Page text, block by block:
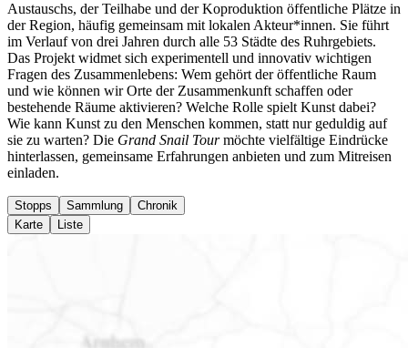
Austauschs, der Teilhabe und der Koproduktion öffentliche Plätze in
der Region, häufig gemeinsam mit lokalen Akteur*innen. Sie führt
im Verlauf von drei Jahren durch alle 53 Städte des Ruhrgebiets.
Das Projekt widmet sich experimentell und innovativ wichtigen
Fragen des Zusammenlebens: Wem gehört der öffentliche Raum
und wie können wir Orte der Zusammenkunft schaffen oder
bestehende Räume aktivieren? Welche Rolle spielt Kunst dabei?
Wie kann Kunst zu den Menschen kommen, statt nur geduldig auf
sie zu warten? Die Grand Snail Tourmöchte vielfältige Eindrücke
hinterlassen, gemeinsame Erfahrungen anbieten und zum Mitreisen
einladen.
Stopps Sammlung
Chronik
Karte
Liste